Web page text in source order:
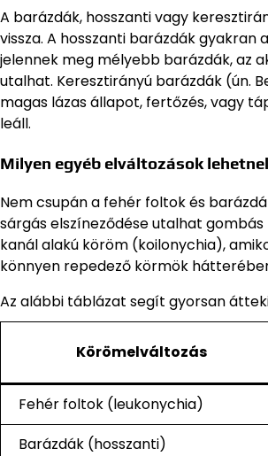
A barázdák, hosszanti vagy
vissza. A hosszanti barázdák
jelennek meg mélyebb barázdák, az
utalhat. Keresztirányú barázdák (ún.
magas lázas állapot, fertőzés, vagy
leáll.
Milyen egyéb elváltozások
Nem csupán a fehér foltok és
sárgás elszíneződése utalhat
kanál alakú köröm (koilonychia),
könnyen repedező körmök
Az alábbi táblázat segít gyorsan
Körömelváltozás
Fehér foltok (leukonychia)
Barázdák (hosszanti)